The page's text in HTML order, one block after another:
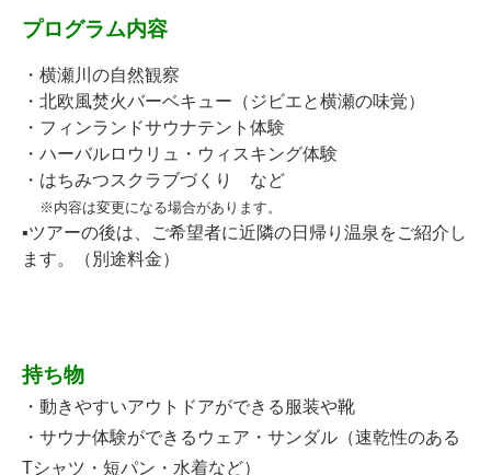
プログラム内容
・横瀬川の自然観察
・北欧風焚火バーベキュー（ジビエと横瀬の味覚）
・フィンランドサウナテント体験
・ハーバルロウリュ・ウィスキング体験
・はちみつスクラブづくり など
※内容は変更になる場合があります。
▪ツアーの後は、ご希望者に近隣の日帰り温泉をご紹介し
ます。（別途料金）
持ち物
・動きやすいアウトドアができる服装や靴
・サウナ体験ができるウェア・サンダル（速乾性のある
Tシャツ・短パン・水着など）